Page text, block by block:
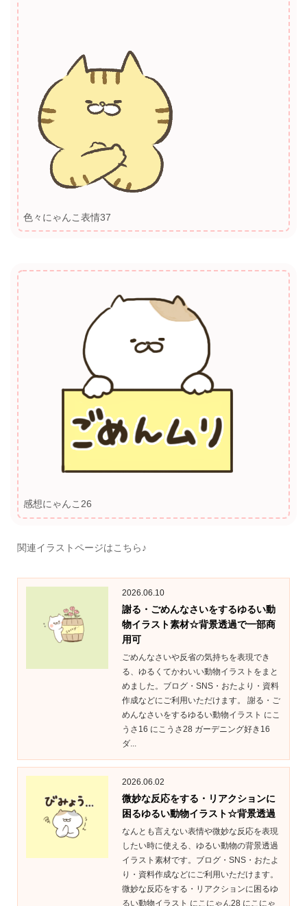
色々にゃんこ表情37
感想にゃんこ26
関連イラストページはこちら♪
2026.06.10
謝る・ごめんなさいをするゆるい動
物イラスト素材☆背景透過で一部商
用可
ごめんなさいや反省の気持ちを表現でき
る、ゆるくてかわいい動物イラストをまと
めました。ブログ・SNS・おたより・資料
作成などにご利用いただけます。 謝る・ご
めんなさいをするゆるい動物イラスト にこ
うさ16 にこうさ28 ガーデニング好き16
ダ...
2026.06.02
微妙な反応をする・リアクションに
困るゆるい動物イラスト☆背景透過
なんとも言えない表情や微妙な反応を表現
したい時に使える、ゆるい動物の背景透過
イラスト素材です。ブログ・SNS・おたよ
り・資料作成などにご利用いただけます。
微妙な反応をする・リアクションに困るゆ
るい動物イラスト にこにゃん28 にこにゃ